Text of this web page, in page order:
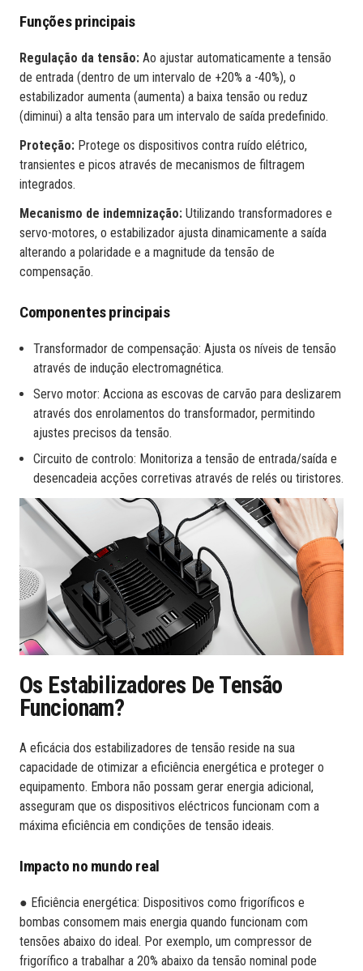
Funções principais
Regulação da tensão: Ao ajustar automaticamente a tensão
de entrada (dentro de um intervalo de +20% a -40%), o
estabilizador aumenta (aumenta) a baixa tensão ou reduz
(diminui) a alta tensão para um intervalo de saída predefinido.
Proteção: Protege os dispositivos contra ruído elétrico,
transientes e picos através de mecanismos de filtragem
integrados.
Mecanismo de indemnização: Utilizando transformadores e
servo-motores, o estabilizador ajusta dinamicamente a saída
alterando a polaridade e a magnitude da tensão de
compensação.
Componentes principais
Transformador de compensação: Ajusta os níveis de tensão
através de indução electromagnética.
Servo motor: Acciona as escovas de carvão para deslizarem
através dos enrolamentos do transformador, permitindo
ajustes precisos da tensão.
Circuito de controlo: Monitoriza a tensão de entrada/saída e
desencadeia acções corretivas através de relés ou tiristores.
Os Estabilizadores De Tensão
Funcionam?
A eficácia dos estabilizadores de tensão reside na sua
capacidade de otimizar a eficiência energética e proteger o
equipamento. Embora não possam gerar energia adicional,
asseguram que os dispositivos eléctricos funcionam com a
máxima eficiência em condições de tensão ideais.
Impacto no mundo real
● Eficiência energética: Dispositivos como frigoríficos e
bombas consomem mais energia quando funcionam com
tensões abaixo do ideal. Por exemplo, um compressor de
frigorífico a trabalhar a 20% abaixo da tensão nominal pode